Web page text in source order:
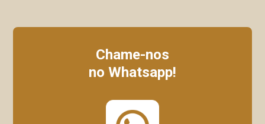
Chame-nos
no Whatsapp!